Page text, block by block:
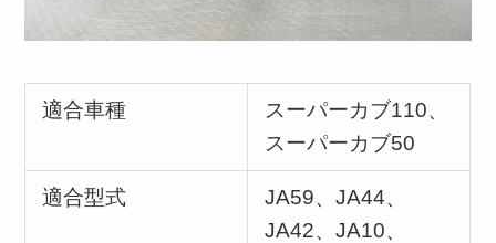
適合車種
スーパーカブ110、
スーパーカブ50
適合型式
JA59、JA44、
JA42、JA10、